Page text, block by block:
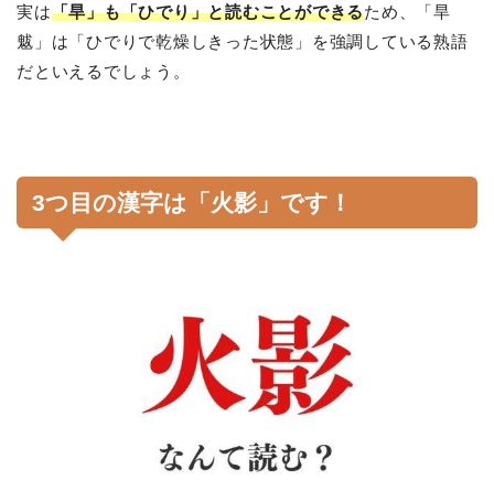
実は「旱」も「ひでり」と読むことができるため、「旱
魃」は「ひでりで乾燥しきった状態」を強調している熟語
だといえるでしょう。
3つ目の漢字は「火影」です！